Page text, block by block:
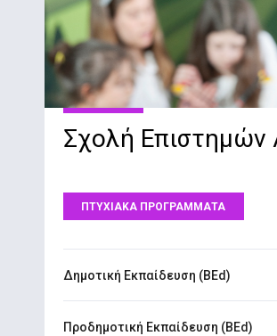
Σχολή Επιστημών
ΠΤΥΧΙΑΚΑ ΠΡΟΓΡΑΜΜΑΤΑ
Δημοτική Εκπαίδευση (BEd)
Προδημοτική Εκπαίδευση (BEd)